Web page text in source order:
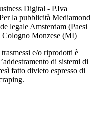
Digital - P.Iva
la pubblicità Mediamond
legale Amsterdam (Paesi
Monzese (MI)
e/o riprodotti è
di sistemi di
fatto divieto espresso di